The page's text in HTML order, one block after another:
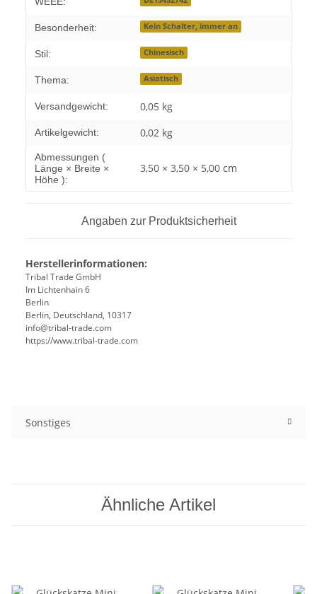
Besonderheit: Kein Schalter, immer an
Stil: Chinesisch
Thema: Asiatisch
Versandgewicht: 0,05 kg
Artikelgewicht: 0,02 kg
Abmessungen (
Länge × Breite ×
Höhe ):
3,50 × 3,50 × 5,00 cm
Angaben zur Produktsicherheit
Herstellerinformationen:
Tribal Trade GmbH
Im Lichtenhain 6
Berlin
Berlin, Deutschland, 10317
info@tribal-trade.com
https://www.tribal-trade.com
Sonstiges
Ähnliche Artikel